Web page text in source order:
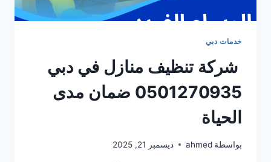
خدمات دبي
شركة تنظيف منازل في دبي
0501270935 ضمان مدى
الحياة
بواسطة ahmed ديسمبر 21, 2025